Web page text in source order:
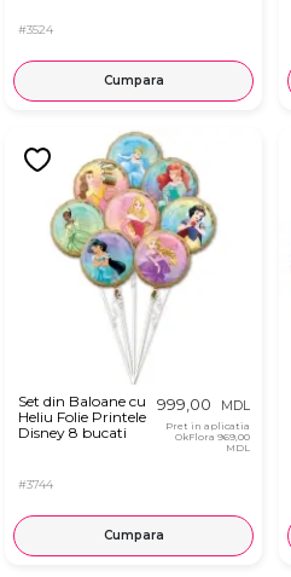
#3524
Cumpara
Set din Baloane cu
Heliu Folie Printele
Disney 8 bucati
#3744
999,00 MDL
Pret in aplicatia
OkFlora 969,00
MDL
Cumpara